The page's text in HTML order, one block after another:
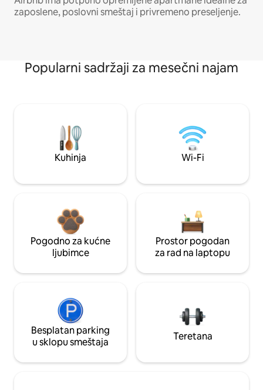
zaposlene, poslovni smeštaj i privremeno preseljenje.
Popularni sadržaji za mesečni najam
Kuhinja Wi-Fi
Pogodno za kućne
ljubimce
Prostor pogodan
za rad na laptopu
Besplatan parking
u sklopu smeštaja
Teretana